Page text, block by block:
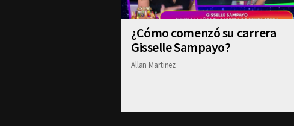
¿Cómo comenzó su carrera
Gisselle Sampayo?
Allan Martinez